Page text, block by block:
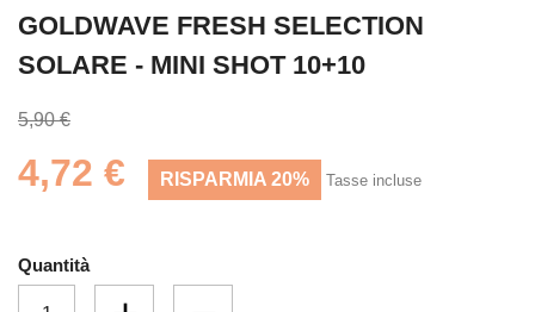
GOLDWAVE FRESH SELECTION
SOLARE - MINI SHOT 10+10
5,90 €
4,72 € RISPARMIA 20% Tasse incluse
Quantità